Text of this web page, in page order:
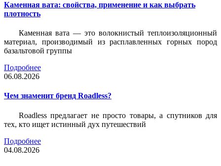
Каменная вата: свойства, применение и как выбрать
плотность
Каменная вата — это волокнистый теплоизоляционный
материал, производимый из расплавленных горных пород
базальтовой группы
Подробнее
06.08.2026
Чем знаменит бренд Roadless?
Roadless предлагает не просто товары, а спутников для
тех, кто ищет истинный дух путешествий
Подробнее
04.08.2026